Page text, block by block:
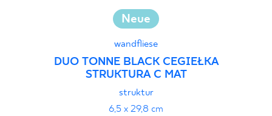
Neue
wandfliese
DUO TONNE BLACK CEGIEŁKA
STRUKTURA C MAT
struktur
6,5 x 29,8 cm